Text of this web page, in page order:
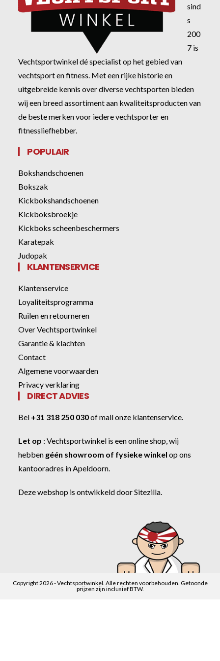
sind
s
200
7 is
Vechtsportwinkel dé specialist op het gebied van
vechtsport en fitness. Met een rijke historie en
uitgebreide kennis over diverse vechtsporten bieden
wij een breed assortiment aan kwaliteitsproducten van
de beste merken voor iedere vechtsporter en
fitnessliefhebber.
POPULAIR
Bokshandschoenen
Bokszak
Kickbokshandschoenen
Kickboksbroekje
Kickboks scheenbeschermers
Karatepak
Judopak
KLANTENSERVICE
Klantenservice
Loyaliteitsprogramma
Ruilen en retourneren
Over Vechtsportwinkel
Garantie & klachten
Contact
Algemene voorwaarden
Privacy verklaring
DIRECT ADVIES
Bel +31 318 250 030ofmail onze klantenservice
Let op :Vechtsportwinkel is een online shop, wij
hebben géén showroom of fysieke winkel op ons
kantooradres in Apeldoorn.
Deze webshop is ontwikkeld doorSitezilla
Copyright 2026 - Vechtsportwinkel. Alle rechten voorbehouden. Getoonde
prijzen zijn inclusief BTW.